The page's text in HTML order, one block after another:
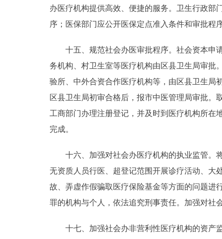
办医疗机构提供高效、便捷的服务。卫生行政部
序；医保部门应公开医保定点准入条件和审批
十五、规范社会办医审批程序。社会资本申请
务机构、村卫生室等医疗机构由区县卫生局审批
验所、中外合资合作医疗机构等，由区县卫生局
区县卫生局初审合格后，报市中医管理局审批
工商部门办理注册登记，并及时到医疗机构所在
完成。
十六、加强对社会办医疗机构的执业监管。将
无资质人员行医、超登记范围开展诊疗活动、大
故、弄虚作假骗取医疗保险基金等方面的问题进
罪的机构与个人，依法追究刑事责任。加强对社
十七、加强社会办非营利性医疗机构的资产监